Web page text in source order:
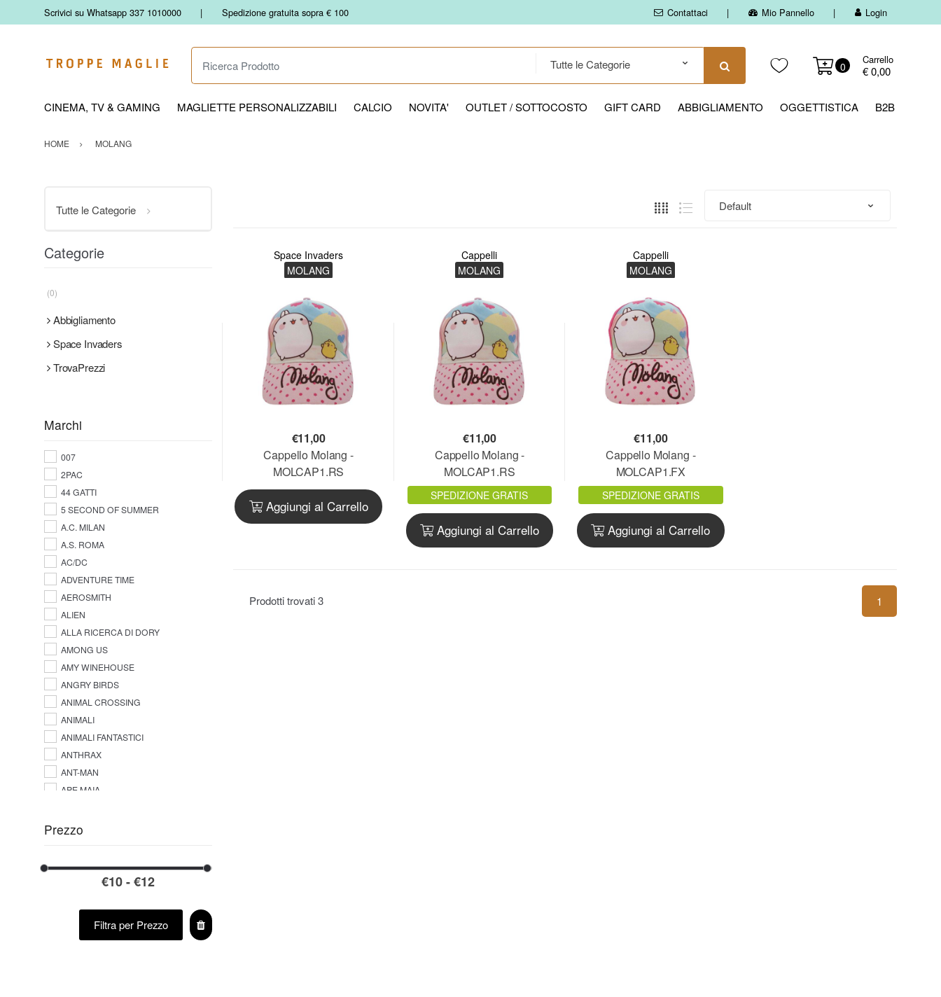
Scrivici su Whatsapp 337 1010000 Spedizione gratuita sopra € 100 Contattaci Mio Pannello Login
Ricerca Prodotto
0
Carrello
€ 0,00
CINEMA, TV & GAMING MAGLIETTE PERSONALIZZABILI CALCIO NOVITA' OUTLET / SOTTOCOSTO GIFT CARD ABBIGLIAMENTO OGGETTISTICA B2B
HOME MOLANG
Space Invaders
MOLANG
€11,00
Cappello Molang -
MOLCAP1.RS
Aggiungi al Carrello
Cappelli
MOLANG
€11,00
Cappello Molang -
MOLCAP1.RS
SPEDIZIONE GRATIS
Aggiungi al Carrello
Cappelli
MOLANG
€11,00
Cappello Molang -
MOLCAP1.FX
SPEDIZIONE GRATIS
Aggiungi al Carrello
Prodotti trovati3 1
Tutte le Categorie
Categorie
(0)
Abbigliamento
Space Invaders
TrovaPrezzi
Marchi
007
2PAC
44 GATTI
5 SECOND OF SUMMER
A.C. MILAN
A.S. ROMA
AC/DC
ADVENTURE TIME
AEROSMITH
ALIEN
ALLA RICERCA DI DORY
AMONG US
AMY WINEHOUSE
ANGRY BIRDS
ANIMAL CROSSING
ANIMALI
ANIMALI FANTASTICI
ANTHRAX
ANT-MAN
APE MAIA
ASKING ALEXANDRIA
A-STARS LEAGUE NY
ATALANTA B.C.
Prezzo
Filtra per Prezzo